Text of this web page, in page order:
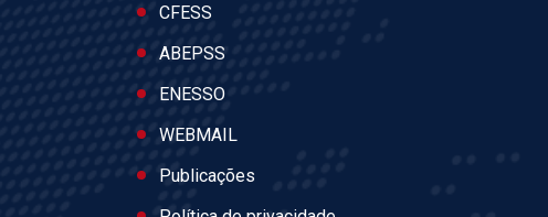
CFESS
ABEPSS
ENESSO
WEBMAIL
Publicações